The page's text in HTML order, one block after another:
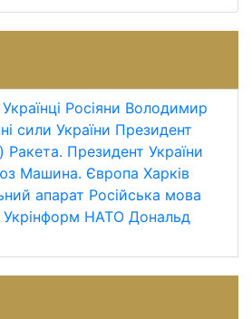
Українці Росіяни Володимир
сили України Президент
Ракета. Президент України
Машина. Європа Харків
апарат Російська мова
Укрінформ НАТО Дональд